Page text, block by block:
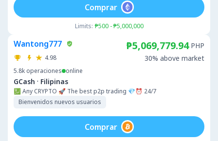
Limits: ₱500 - ₱5,000,000
Comprar
Wantong777
4.98
5.8k operaciones online
GCash · Filipinas
💹 Any CRYPTO 🚀 The best p2p trading 💎⏰ 24/7
Bienvenidos nuevos usuarios
₱5,069,779.94 PHP
30% above market
Comprar